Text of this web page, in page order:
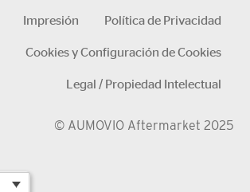
Impresión
Política de Privacidad
Cookies y Configuración de Cookies
Legal / Propiedad Intelectual
© AUMOVIO Aftermarket 2025